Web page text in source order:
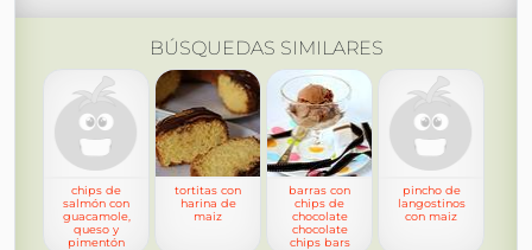
BÚSQUEDAS SIMILARES
chips de
salmón con
guacamole,
queso y
pimentón
tortitas con
harina de
maiz
barras con
chips de
chocolate
chocolate
chips bars
pincho de
langostinos
con maiz